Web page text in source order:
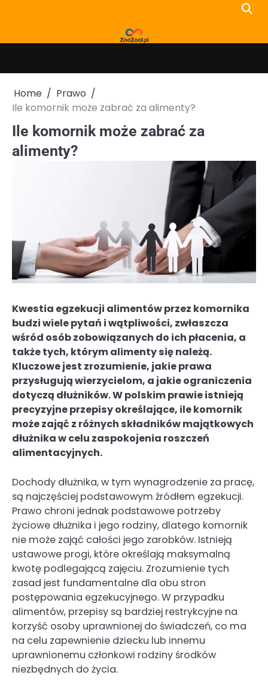
Home
Prawo
Ile komornik może zabrać za alimenty?
Ile komornik może zabrać za
alimenty?
Kwestia egzekucji alimentów przez komornika
budzi wiele pytań i wątpliwości, zwłaszcza
wśród osób zobowiązanych do ich płacenia, a
także tych, którym alimenty się należą.
Kluczowe jest zrozumienie, jakie prawa
przysługują wierzycielom, a jakie ograniczenia
dotyczą dłużników. W polskim prawie istnieją
precyzyjne przepisy określające, ile komornik
może zająć z różnych składników majątkowych
dłużnika w celu zaspokojenia roszczeń
alimentacyjnych.
Dochody dłużnika, w tym wynagrodzenie za pracę,
są najczęściej podstawowym źródłem egzekucji.
Prawo chroni jednak podstawowe potrzeby
życiowe dłużnika i jego rodziny, dlatego komornik
nie może zająć całości jego zarobków. Istnieją
ustawowe progi, które określają maksymalną
kwotę podlegającą zajęciu. Zrozumienie tych
zasad jest fundamentalne dla obu stron
postępowania egzekucyjnego. W przypadku
alimentów, przepisy są bardziej restrykcyjne na
korzyść osoby uprawnionej do świadczeń, co ma
na celu zapewnienie dziecku lub innemu
uprawnionemu członkowi rodziny środków
niezbędnych do życia.